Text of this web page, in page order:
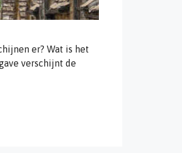
er? Wat is het
verschijnt de